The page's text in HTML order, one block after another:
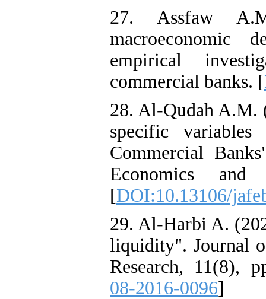
27. Assfaw
macroeconomic
empirical
commercial banks. [
28. Al-Qudah A.M.
specific
Commercial
Economics
[DOI:10.13106/
29. Al-Harbi A.
liquidity". Journal
Research, 11(8),
08-2016-0096]